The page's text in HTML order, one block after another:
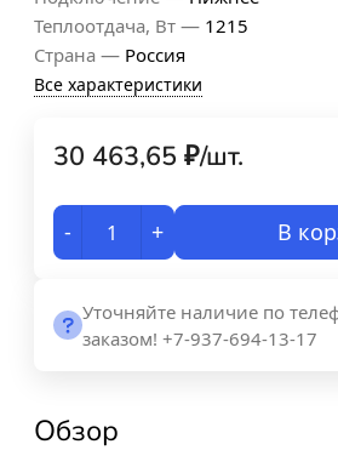
Теплоотдача, Вт — 1215
Страна — Россия
Все характеристики
30 463,65 ₽/шт.
- + В
Уточняйте наличие по
заказом! +7-937-694-13-17
Обзор